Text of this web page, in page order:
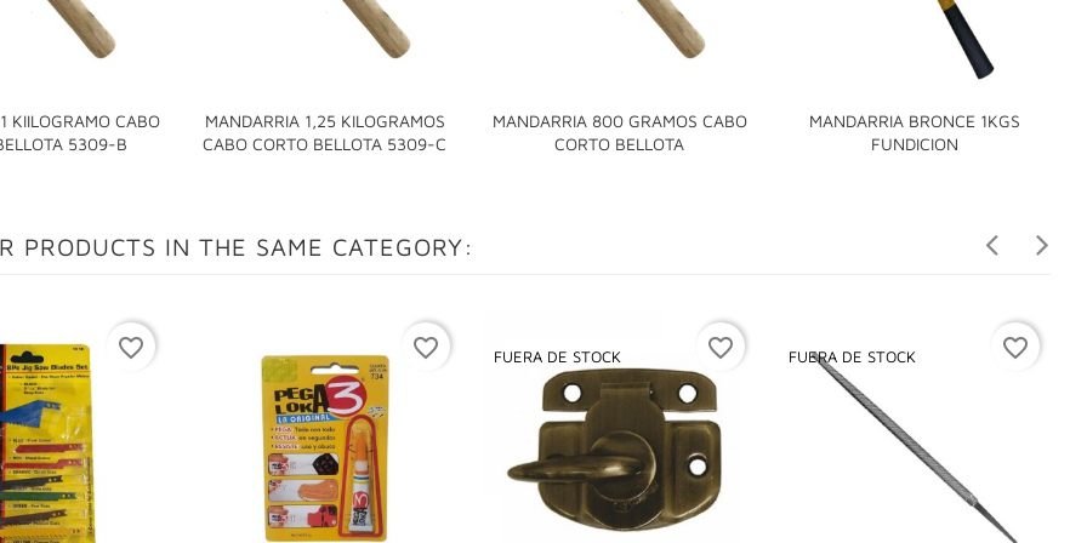
KIILOGRAMO CABO
5309-B
MANDARRIA 1,25 KILOGRAMOS
CABO CORTO BELLOTA 5309-C

MANDARRIA 800 GRAMOS CABO
CORTO BELLOTA

MANDARRIA BRONCE 1KGS
FUNDICION

PRODUCTS IN THE SAME CATEGORY:
favorite_border favorite_border FUERA DE STOCK favorite_border FUERA DE STOCK favorite_border